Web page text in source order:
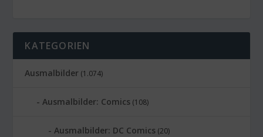
KATEGORIEN
Ausmalbilder (1.074)
Ausmalbilder: Comics (108)
Ausmalbilder: DC Comics (20)